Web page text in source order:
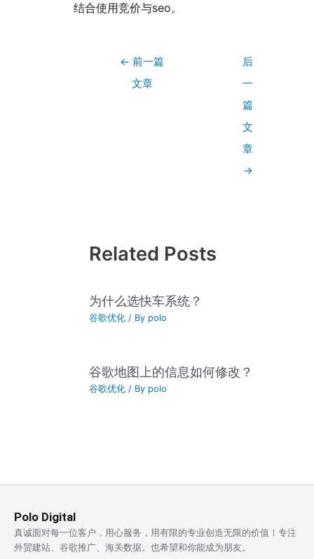
结合使用竞价与seo。
← 前一篇
文章
后
一
篇
文
章
→
Related Posts
为什么选快车系统？
谷歌优化 / By polo
谷歌地图上的信息如何修改？
谷歌优化 / By polo
Polo Digital
真诚面对每一位客户，用心服务，用有限的专业创造无限的价值！专注
外贸建站、谷歌推广、海关数据。也希望和你能成为朋友。